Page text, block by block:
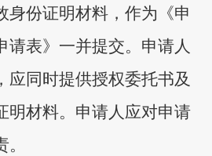
身份证明材料，作为《申
请表》一并提交。申请人
应同时提供授权委托书及
明材料。申请人应对申请